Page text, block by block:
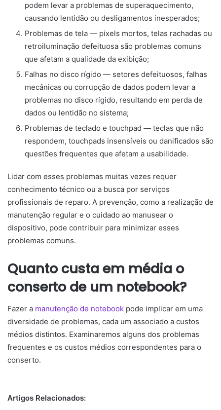
podem levar a problemas de superaquecimento,
causando lentidão ou desligamentos inesperados;
Problemas de tela — pixels mortos, telas rachadas ou
retroiluminação defeituosa são problemas comuns
que afetam a qualidade da exibição;
Falhas no disco rígido — setores defeituosos, falhas
mecânicas ou corrupção de dados podem levar a
problemas no disco rígido, resultando em perda de
dados ou lentidão no sistema;
Problemas de teclado e touchpad — teclas que não
respondem, touchpads insensíveis ou danificados são
questões frequentes que afetam a usabilidade.
Lidar com esses problemas muitas vezes requer
conhecimento técnico ou a busca por serviços
profissionais de reparo. A prevenção, como a realização de
manutenção regular e o cuidado ao manusear o
dispositivo, pode contribuir para minimizar esses
problemas comuns.
Quanto custa em média o
conserto de um notebook?
Fazer a manutenção de notebook pode implicar em uma
diversidade de problemas, cada um associado a custos
médios distintos. Examinaremos alguns dos problemas
frequentes e os custos médios correspondentes para o
conserto.
Artigos Relacionados: